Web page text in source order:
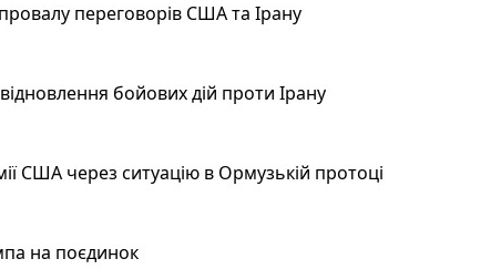
переговорів США та Ірану
бойових дій проти Ірану
США через ситуацію в Ормузькій протоці
на поєдинок